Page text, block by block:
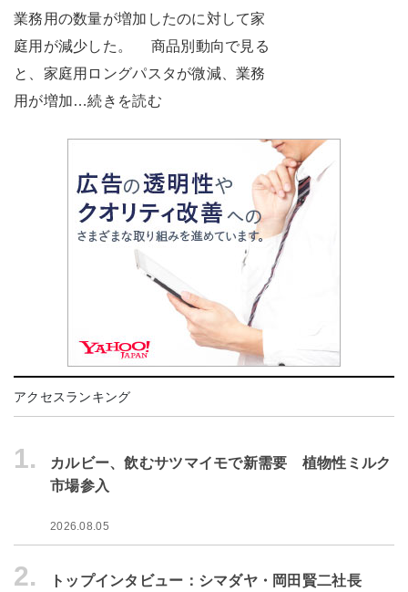
業務用の数量が増加したのに対して家
庭用が減少した。 商品別動向で見る
と、家庭用ロングパスタが微減、業務
用が増加…続きを読む
アクセスランキング
1.
カルビー、飲むサツマイモで新需要 植物性ミルク
市場参入
2026.08.05
2. トップインタビュー：シマダヤ・岡田賢二社長